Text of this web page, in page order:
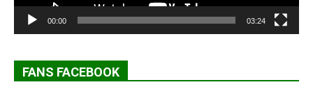
00:00 03:24
FANS FACEBOOK